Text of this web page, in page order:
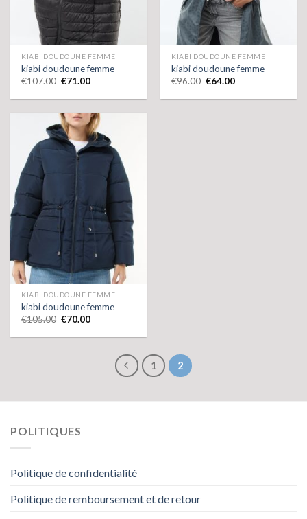
KIABI DOUDOUNE FEMME
kiabi doudoune femme
€107.00 €71.00
KIABI DOUDOUNE FEMME
kiabi doudoune femme
€96.00 €64.00
KIABI DOUDOUNE FEMME
kiabi doudoune femme
€105.00 €70.00
1 2
POLITIQUES
Politique de confidentialité
Politique de remboursement et de retour